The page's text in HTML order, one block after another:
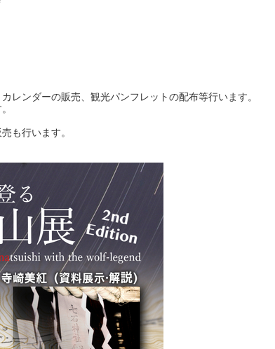
レンダーの販売、観光パンフレットの配布等行います。
も行います。